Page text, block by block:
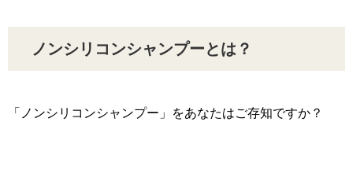
ノンシリコンシャンプーとは？
「ノンシリコンシャンプー」をあなたはご存知ですか？